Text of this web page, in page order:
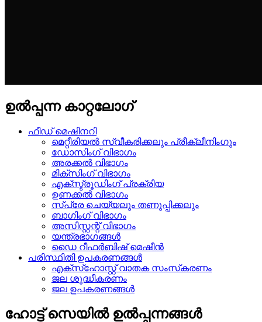
ഉൽപ്പന്ന കാറ്റലോഗ്
ഫീഡ് മെഷിനറി
മെറ്റീരിയൽ സ്വീകരിക്കലും പ്രീക്ലീനിംഗും
ഡോസിംഗ് വിഭാഗം
അരക്കൽ വിഭാഗം
മിക്സിംഗ് വിഭാഗം
എക്സ്ട്രൂഡിംഗ് പ്രക്രിയ
ഉണക്കൽ വിഭാഗം
സ്പ്രേ ചെയ്യലും തണുപ്പിക്കലും
ബാഗിംഗ് വിഭാഗം
അസിസ്റ്റന്റ് വിഭാഗം
യന്ത്രഭാഗങ്ങൾ
ഡൈ റീഫർബിഷ് മെഷീൻ
പരിസ്ഥിതി ഉപകരണങ്ങൾ
എക്‌സ്‌ഹോസ്റ്റ് വാതക സംസ്‌കരണം
ജല ശുദ്ധീകരണം
ജല ഉപകരണങ്ങൾ
ഹോട്ട് സെയിൽ ഉൽപ്പന്നങ്ങൾ